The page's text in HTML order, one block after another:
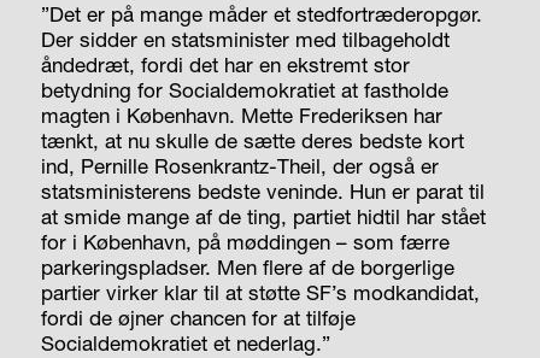
”Det er på mange måder et stedfortræderopgør.
Der sidder en statsminister med tilbageholdt
åndedræt, fordi det har en ekstremt stor
betydning for Socialdemokratiet at fastholde
magten i København. Mette Frederiksen har
tænkt, at nu skulle de sætte deres bedste kort
ind, Pernille Rosenkrantz-Theil, der også er
statsministerens bedste veninde. Hun er parat til
at smide mange af de ting, partiet hidtil har stået
for i København, på møddingen – som færre
parkeringspladser. Men flere af de borgerlige
partier virker klar til at støtte SF’s modkandidat,
fordi de øjner chancen for at tilføje
Socialdemokratiet et nederlag.”